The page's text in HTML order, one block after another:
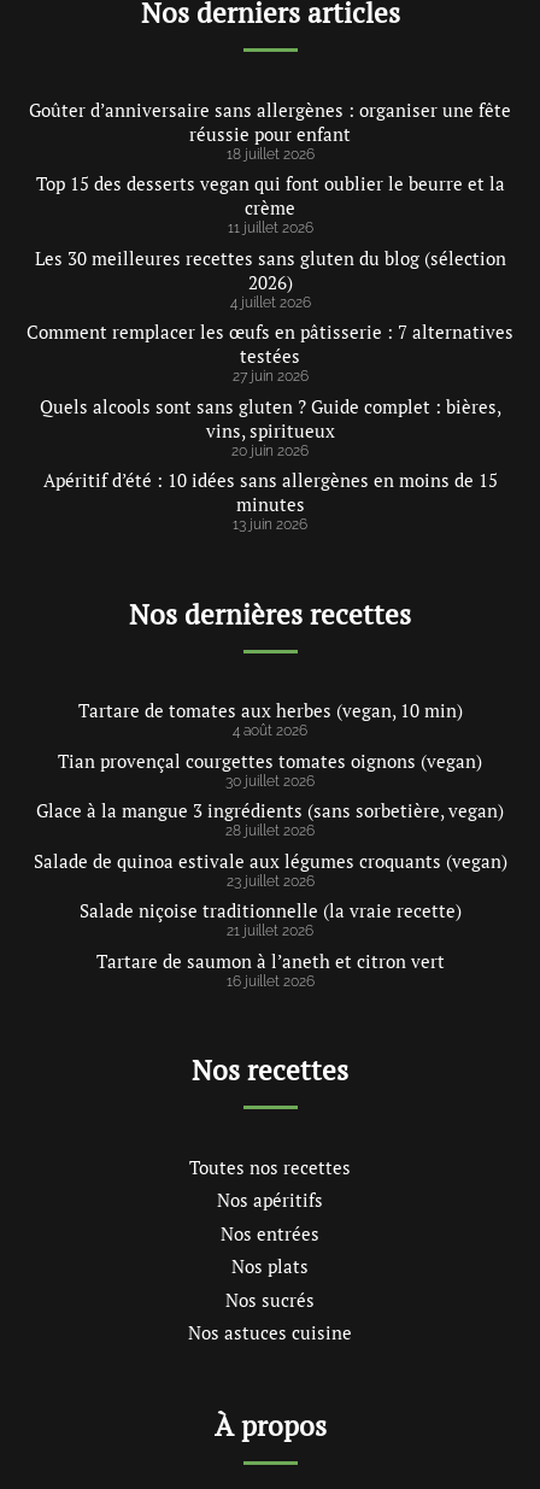
Nos derniers articles
Goûter d’anniversaire sans allergènes : organiser une fête
réussie pour enfant
18 juillet 2026
Top 15 des desserts vegan qui font oublier le beurre et la
crème
11 juillet 2026
Les 30 meilleures recettes sans gluten du blog (sélection
2026)
4 juillet 2026
Comment remplacer les œufs en pâtisserie : 7 alternatives
testées
27 juin 2026
Quels alcools sont sans gluten ? Guide complet : bières,
vins, spiritueux
20 juin 2026
Apéritif d’été : 10 idées sans allergènes en moins de 15
minutes
13 juin 2026
Nos dernières recettes
Tartare de tomates aux herbes (vegan, 10 min)
4 août 2026
Tian provençal courgettes tomates oignons (vegan)
30 juillet 2026
Glace à la mangue 3 ingrédients (sans sorbetière, vegan)
28 juillet 2026
Salade de quinoa estivale aux légumes croquants (vegan)
23 juillet 2026
Salade niçoise traditionnelle (la vraie recette)
21 juillet 2026
Tartare de saumon à l’aneth et citron vert
16 juillet 2026
Nos recettes
Toutes nos recettes
Nos apéritifs
Nos entrées
Nos plats
Nos sucrés
Nos astuces cuisine
À propos